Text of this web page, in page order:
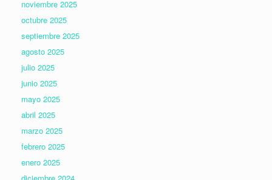
noviembre 2025
octubre 2025
septiembre 2025
agosto 2025
julio 2025
junio 2025
mayo 2025
abril 2025
marzo 2025
febrero 2025
enero 2025